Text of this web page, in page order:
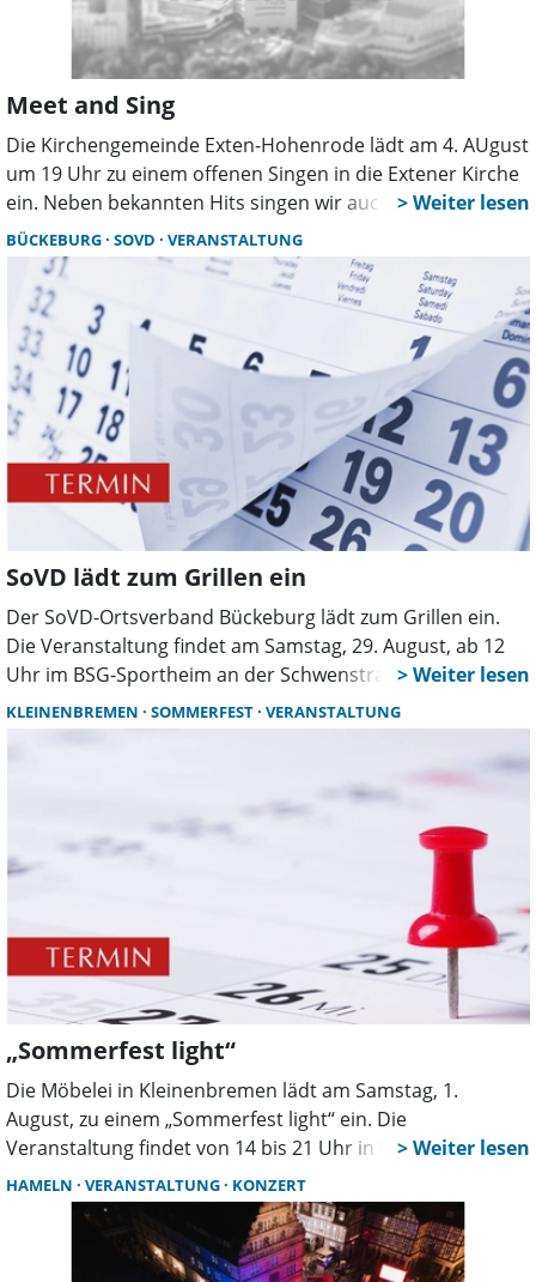
Meet and Sing
Die Kirchengemeinde Exten-Hohenrode lädt am 4. AUgust
um 19 Uhr zu einem offenen Singen in die Extener Kirche
ein. Neben bekannten Hits singen wir auch neue Lieder,
die sich beim gemeinsamen Singen entwickeln. Auch ohne
Vorkenntnisse kann daran teilgenommen werden.
Zwischen dem Singen liest Pastorin Elisabeth Schacht-
Wiemer kurze Texte, die zum Nachdenken und
Schmunzeln einladen. Zum Ausklang gibt es ein Treffen im
Kirchgarten unter den großen Bäumen mit Imbiss und
kühlen Getränken. Mit netten Gesprächen und einer
guten Gemeinschaft klingt dieser Abend aus.
BÜCKEBURG SOVD VERANSTALTUNG
SoVD lädt zum Grillen ein
Der SoVD-Ortsverband Bückeburg lädt zum Grillen ein.
Die Veranstaltung findet am Samstag, 29. August, ab 12
Uhr im BSG-Sportheim an der Schwenstraße in
Bückeburg statt. Der Selbstkostenanteil beträgt 10 Euro.
Anmeldungen sind bis einschließlich Sonntag, 24. August,
bei Rosmarie Wittke unter der Telefonnummer 05722 /
KLEINENBREMEN SOMMERFEST VERANSTALTUNG
„Sommerfest light“
Die Möbelei in Kleinenbremen lädt am Samstag, 1.
August, zu einem „Sommerfest light“ ein. Die
Veranstaltung findet von 14 bis 21 Uhr in Laden und
Garten an der Rintelner Straße 368 statt. Geplant sind
eine Cocktailbar, Kuchen sowie herzhafte Speisen. Zudem
wird eine Silent Disco mit drei Musikkanälen angeboten.
HAMELN VERANSTALTUNG KONZERT